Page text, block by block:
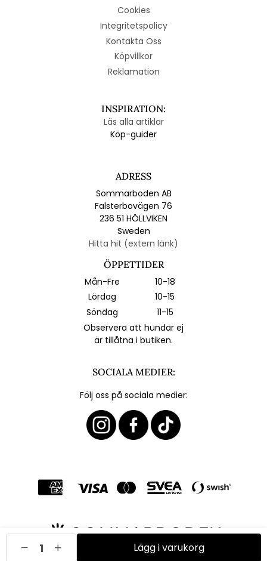
Lägg i varukorg
Cookies
Integritetspolicy
Kontakta Oss
Köpvillkor
Reklamation
INSPIRATION:
Läs alla artiklar
Köp-guider
ADRESS
Sommarboden AB
Falsterbovägen 76
236 51 HÖLLVIKEN
Sweden
Hitta hit (extern länk)
ÖPPETTIDER
Mån-Fre
10-18
Lördag
10-15
Söndag
11-15
Observera att hundar ej
är tillåtna i butiken.
SOCIALA MEDIER:
Följ oss på sociala medier: